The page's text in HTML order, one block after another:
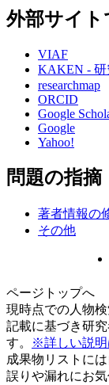
外部サイト
VIAF
KAKEN - 研
researchmap
ORCID
Google
Google
Yahoo!
問題の指摘
著者情報の
その他
ページトップへ
現時点での人物検
記載に基づき研
す。
※詳しい説明
成果物リストに
誤りや漏れにお